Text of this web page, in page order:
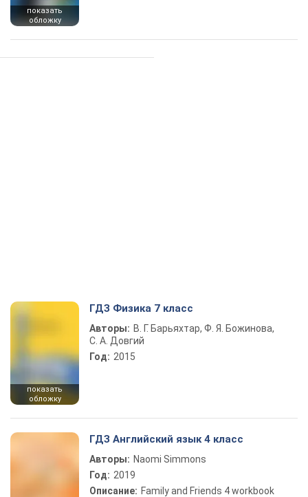
показать
обложку
показать
обложку
ГДЗ Физика 7 класс
Авторы: В. Г. Барьяхтар, Ф. Я. Божинова,
С. А. Довгий
Год: 2015
ГДЗ Английский язык 4 класс
Авторы: Naomi Simmons
Год: 2019
Описание: Family and Friends 4 workbook